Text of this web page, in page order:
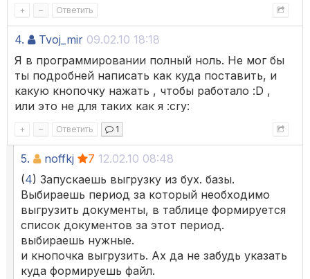
+ – Ответить
4. Tvoj_mir 09.02.10 18:18
Я в программировании полный ноль. Не мог бы
ты подробней написать как куда поставить, и
какую кнопочку нажать , чтобы работало :D ,
или это не для таких как я :cry:
+ – Ответить 1
5. noffkj 7 12.02.10 08:48
(4) Запускаешь выгрузку из бух. базы.
Выбираешь период за который необходимо
выгрузить документы, в таблице формируется
список документов за этот период.
выбираешь нужные.
и кнопочка выгрузить. Ах да не забудь указать
куда формируешь файл.